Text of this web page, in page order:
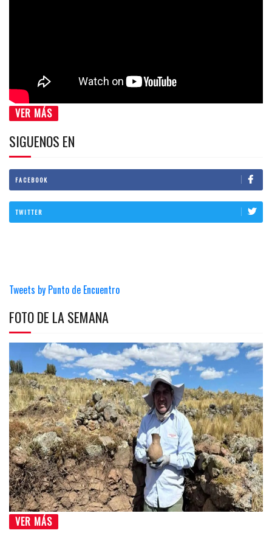
VER MÁS
SIGUENOS EN
FACEBOOK
TWITTER
Tweets by Punto de Encuentro
FOTO DE LA SEMANA
VER MÁS